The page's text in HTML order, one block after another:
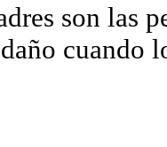
son las
cuando